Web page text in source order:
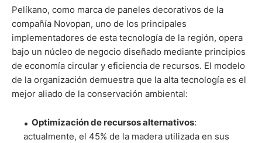
Pelíkano, como marca de paneles decorativos de la
compañía Novopan, uno de los principales
implementadores de esta tecnología de la región, opera
bajo un núcleo de negocio diseñado mediante principios
de economía circular y eficiencia de recursos. El modelo
de la organización demuestra que la alta tecnología es el
mejor aliado de la conservación ambiental:
Optimización de recursos alternativos:
actualmente, el 45% de la madera utilizada en sus